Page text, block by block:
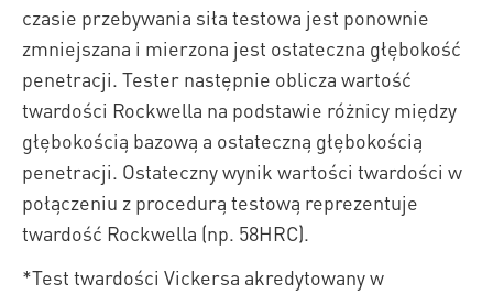
czasie przebywania siła testowa jest ponownie
zmniejszana i mierzona jest ostateczna głębokość
penetracji. Tester następnie oblicza wartość
twardości Rockwella na podstawie różnicy między
głębokością bazową a ostateczną głębokością
penetracji. Ostateczny wynik wartości twardości w
połączeniu z procedurą testową reprezentuje
twardość Rockwella (np. 58HRC).
*Test twardości Vickersa akredytowany w